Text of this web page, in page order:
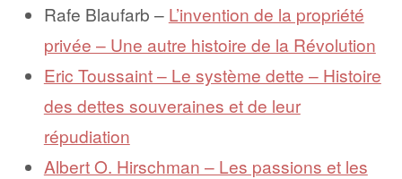
Rafe Blaufarb – L’invention de la propriété
privée – Une autre histoire de la Révolution
Eric Toussaint – Le système dette – Histoire
des dettes souveraines et de leur
répudiation
Albert O. Hirschman – Les passions et les